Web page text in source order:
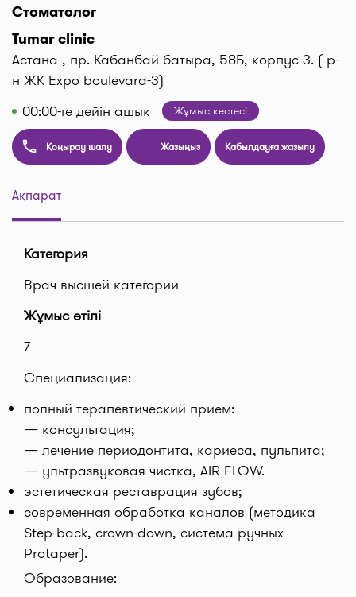
Стоматолог
Tumar clinic
Астана , пр. Кабанбай батыра, 58Б, корпус 3. ( р-
н ЖК Expo boulevard-3)
00:00-ге дейін ашық
Жұмыс кестесі
Қоңырау шалу Жазыңыз Қабылдауға жазылу
Ақпарат
Категория
Врач высшей категории
Жұмыс өтілі
7
Специализация:
полный терапевтический прием:
— консультация;
— лечение периодонтита, кариеса, пульпита;
— ультразвуковая чистка, AIR FLOW.
эстетическая реставрация зубов;
современная обработка каналов (методика
Step-back, crown-down, система ручных
Protaper).
Образование: